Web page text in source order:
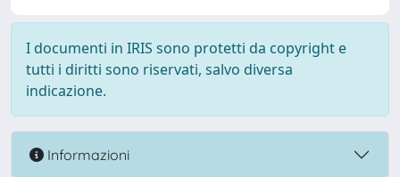
I documenti in IRIS sono protetti da copyright e
tutti i diritti sono riservati, salvo diversa
indicazione.
Informazioni